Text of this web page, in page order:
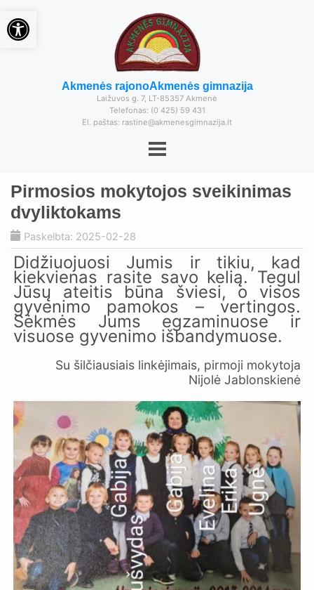
Akmenės rajonoAkmenės gimnazija
Laižuvos g. 7, LT-85357 Akmenė
Telefonas: (0 425) 59 431
El. paštas: rastine@akmenesgimnazija.lt
Pirmosios mokytojos sveikinimas
dvyliktokams
Paskelbta: 2025-02-28
Didžiuojuosi Jumis ir tikiu, kad
kiekvienas rasite savo kelią. Tegul
Jūsų ateitis būna šviesi, o visos
gyvenimo pamokos – vertingos.
Sėkmės Jums egzaminuose ir
visuose gyvenimo išbandymuose.
Su šilčiausiais linkėjimais, pirmoji mokytoja
Nijolė Jablonskienė
Open toolbar